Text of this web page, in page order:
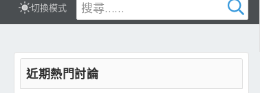
切換模式
近期熱門討論